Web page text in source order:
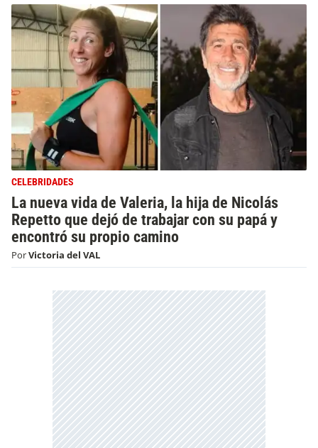
CELEBRIDADES
La nueva vida de Valeria, la hija de Nicolás
Repetto que dejó de trabajar con su papá y
encontró su propio camino
PorVictoria del VAL